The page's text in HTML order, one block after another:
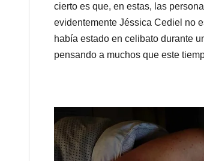
cierto es que, en estas, las
evidentemente Jéssica Cediel no
había estado en celibato durante
pensando a muchos que este